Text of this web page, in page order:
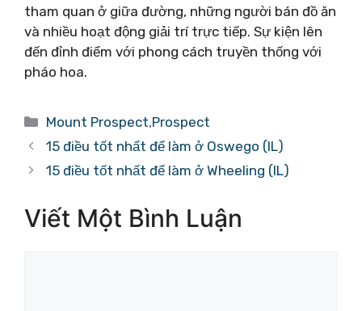
tham quan ở giữa đường, những người bán đồ ăn
và nhiều hoạt động giải trí trực tiếp. Sự kiện lên
đến đỉnh điểm với phong cách truyền thống với
pháo hoa.
Danh
mục
Mount Prospect,Prospect
15 điều tốt nhất để làm ở Oswego (IL)
15 điều tốt nhất để làm ở Wheeling (IL)
Viết Một Bình Luận